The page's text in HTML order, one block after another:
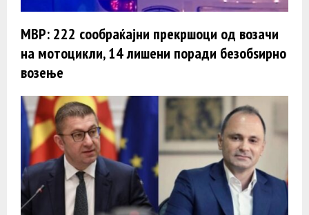
МВР: 222 сообраќајни прекршоци од возачи
на мотоцикли, 14 лишени поради безобѕирно
возење